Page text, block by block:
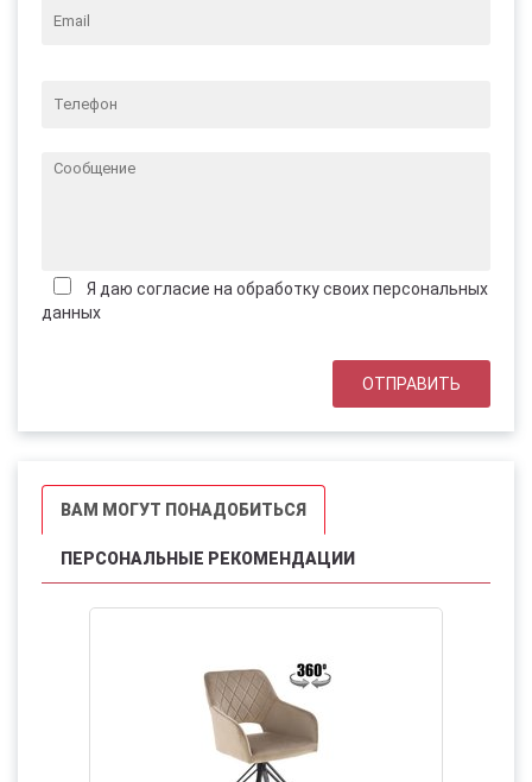
Я даю согласие на обработку своих персональных
данных
ВАМ МОГУТ ПОНАДОБИТЬСЯ
ПЕРСОНАЛЬНЫЕ РЕКОМЕНДАЦИИ